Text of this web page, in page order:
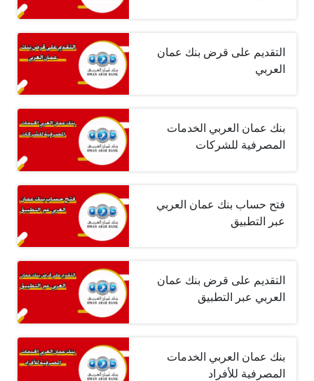
التقديم على قرض بنك عمان
العربي
بنك عمان العربي الخدمات
المصرفية للشركات
فتح حساب بنك عمان العربي
عبر التطبيق
التقديم على قرض بنك عمان
العربي عبر التطبيق
بنك عمان العربي الخدمات
المصرفية للأفراد